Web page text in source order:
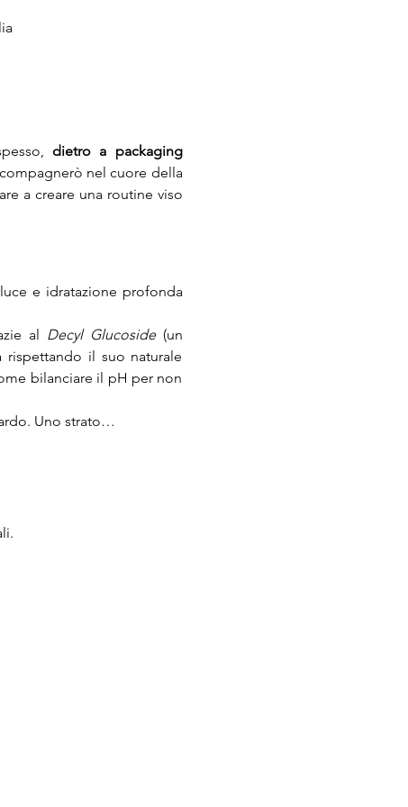
dietro a packaging
nel cuore della
a creare una routine viso
e idratazione profonda
al Decyl Glucoside (un
il suo naturale
bilanciare il pH per non
Uno strato…